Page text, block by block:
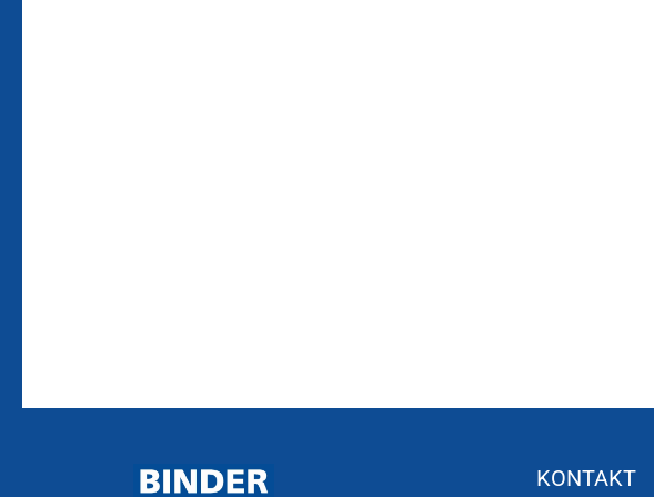
KONTAKT